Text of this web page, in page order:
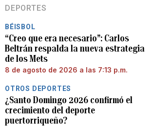
DEPORTES
BÉISBOL
“Creo que era necesario”: Carlos
Beltrán respalda la nueva estrategia
de los Mets
8 de agosto de 2026 a las 7:13 p.m.
OTROS DEPORTES
¿Santo Domingo 2026 confirmó el
crecimiento del deporte
puertorriqueño?